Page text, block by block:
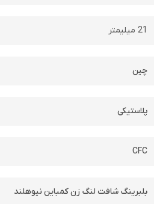
21 میلیمتر
چین
پلاستیکی
CFC
بلبرینگ شافت لنگ زن کمباین نیوهلند